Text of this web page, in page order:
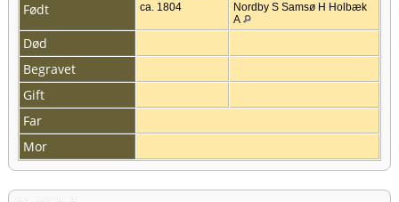
Født ca. 1804
Nordby S Samsø H Holbæk
A
Død
Begravet
Gift
Far
Mor